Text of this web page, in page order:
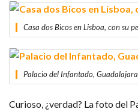
Casa dos Bicos en Lisboa, con su
Palacio del Infantado,
Curioso, ¿verdad? La foto del